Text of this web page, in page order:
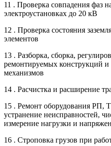
11 . Проверка совпадения фаз
электроустановках до 20 кВ
12 . Проверка состояния
элементов
13 . Разборка, сборка,
ремонтируемых конструкций
механизмов
14 . Расчистка и расширение
15 . Ремонт оборудования РП,
устранение неисправностей,
измерение нагрузки и
16 . Строповка грузов при